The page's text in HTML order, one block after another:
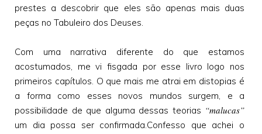
prestes a descobrir que eles são apenas mais duas
peças no Tabuleiro dos Deuses.
Com uma narrativa diferente do que estamos
acostumados, me vi fisgada por esse livro logo nos
primeiros capítulos. O que mais me atrai em distopias é
a forma como esses novos mundos surgem, e a
possibilidade de que alguma dessas teorias “malucas”
um dia possa ser confirmada.Confesso que achei o